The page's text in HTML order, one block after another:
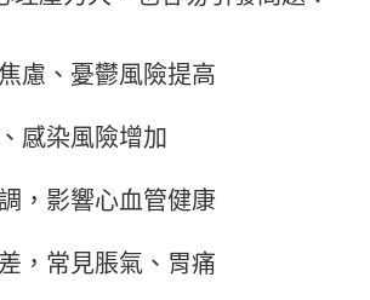
慮、憂鬱風險提高
感染風險增加
，影響心血管健康
，常見脹氣、胃痛